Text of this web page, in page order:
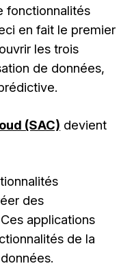
fonctionnalités
en fait le premier
les trois
de données,
(SAC) devient
des
applications
de la